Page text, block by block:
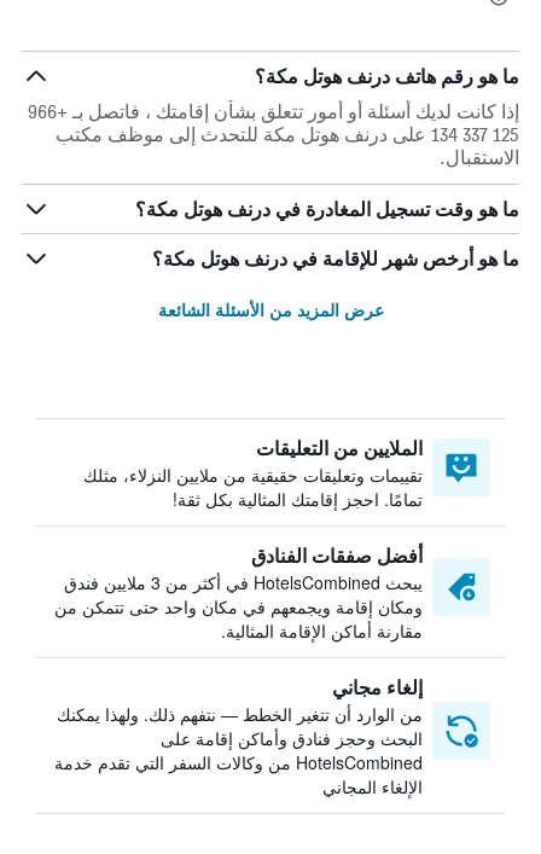
ما هو رقم هاتف درنف هوتل مكة؟
إذا كانت لديك أسئلة أو أمور تتعلق بشأن إقامتك ، فاتصل بـ +966
125 337 134 على درنف هوتل مكة للتحدث إلى موظف مكتب
الاستقبال.
ما هو وقت تسجيل المغادرة في درنف هوتل مكة؟
ما هو أرخص شهر للإقامة في درنف هوتل مكة؟
عرض المزيد من الأسئلة الشائعة
الملايين من التعليقات
تقييمات وتعليقات حقيقية من ملايين النزلاء، مثلك
تمامًا. احجز إقامتك المثالية بكل ثقة!
أفضل صفقات الفنادق
يبحث HotelsCombined في أكثر من 3 ملايين فندق
ومكان إقامة ويجمعهم في مكان واحد حتى تتمكن من
مقارنة أماكن الإقامة المثالية.
إلغاء مجاني
من الوارد أن تتغير الخطط — نتفهم ذلك. ولهذا يمكنك
البحث وحجز فنادق وأماكن إقامة على
HotelsCombined من وكالات السفر التي تقدم خدمة
الإلغاء المجاني